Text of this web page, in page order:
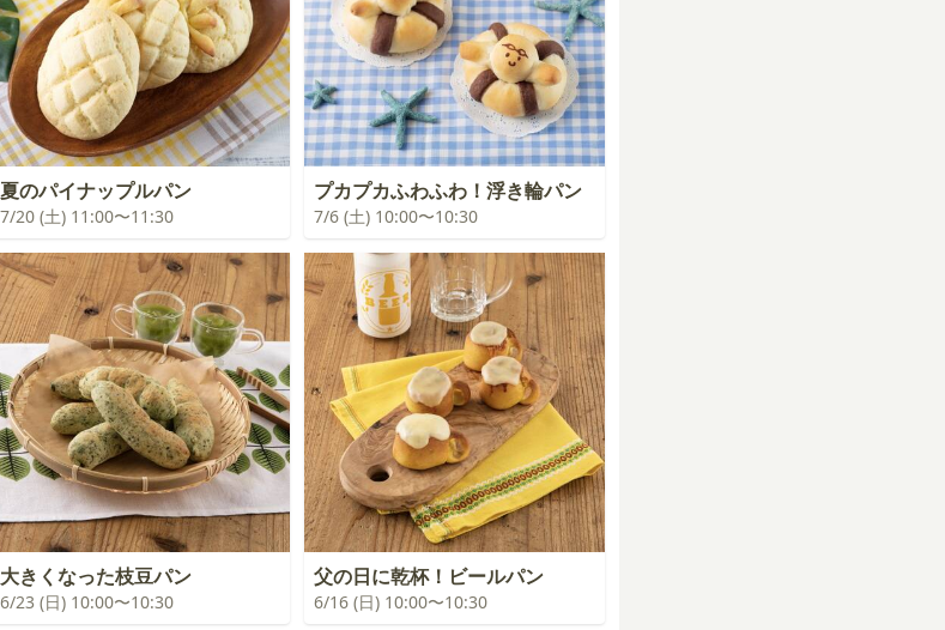
夏のパイナップルパン
7/20 (土) 11:00〜11:30
プカプカふわふわ！浮き輪パン
7/6 (土) 10:00〜10:30
大きくなった枝豆パン
6/23 (日) 10:00〜10:30
父の日に乾杯！ビールパン
6/16 (日) 10:00〜10:30